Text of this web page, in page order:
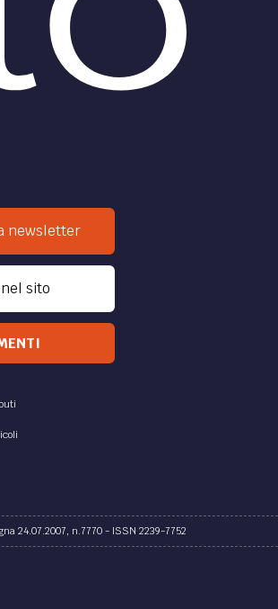
newsletter
sito
24.07.2007, n.7770 - ISSN 2239-7752